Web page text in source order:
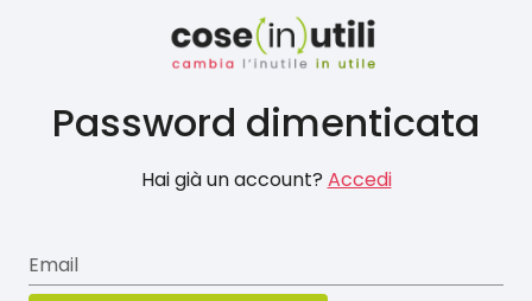
Password dimenticata
Hai già un account? Accedi
Email